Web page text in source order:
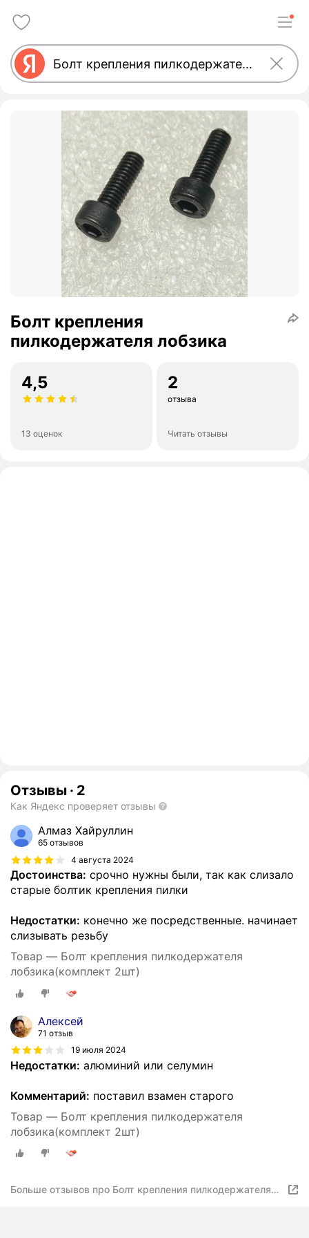
Болт крепления
пилкодержателя лобзика
4,5
13 оценок
2
отзыва
Читать отзывы
Отзывы · 2
Как Яндекс проверяет отзывы
Алмаз Хайруллин
65 отзывов
4 августа 2024
Достоинства: срочно нужны были, так как слизало
старые болтик крепления пилки
Недостатки: конечно же посредственные. начинает
слизывать резьбу
Товар — Болт крепления пилкодержателя
лобзика(комплект 2шт)
Алексей
71 отзыв
19 июля 2024
Недостатки: алюминий или селумин
Комментарий: поставил взамен старого
Товар — Болт крепления пилкодержателя
лобзика(комплект 2шт)
Больше отзывов про Болт крепления пилкодержателя